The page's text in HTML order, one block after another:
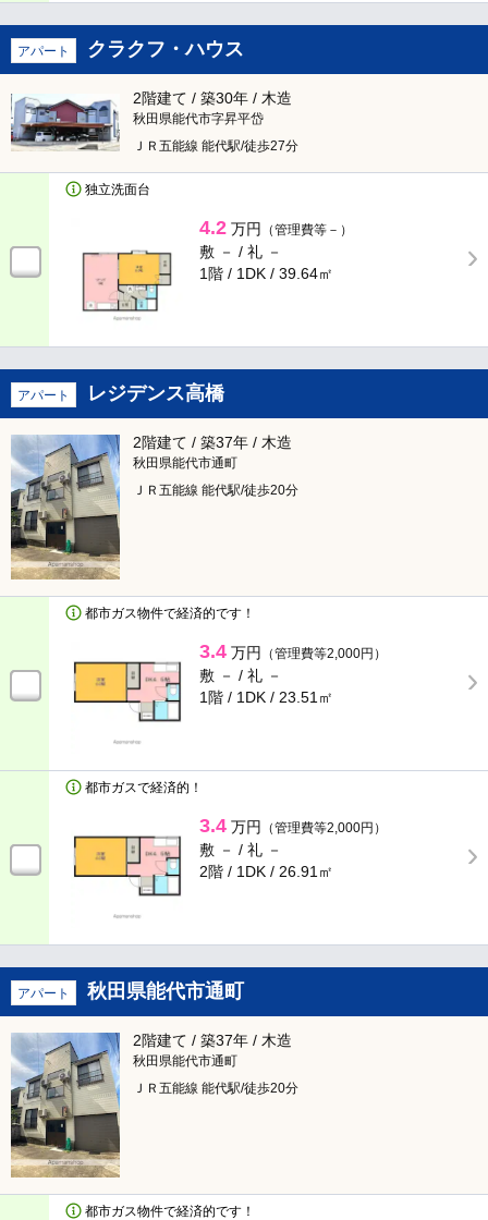
アパート クラクフ・ハウス
2階建て / 築30年 / 木造
秋田県能代市字昇平岱
ＪＲ五能線 能代駅/徒歩27分
独立洗面台
4.2 万円 （管理費等－）
敷 － / 礼 －
1階 / 1DK / 39.64㎡
アパート レジデンス高橋
2階建て / 築37年 / 木造
秋田県能代市通町
ＪＲ五能線 能代駅/徒歩20分
都市ガス物件で経済的です！
3.4 万円 （管理費等2,000円）
敷 － / 礼 －
1階 / 1DK / 23.51㎡
都市ガスで経済的！
3.4 万円 （管理費等2,000円）
敷 － / 礼 －
2階 / 1DK / 26.91㎡
アパート 秋田県能代市通町
2階建て / 築37年 / 木造
秋田県能代市通町
ＪＲ五能線 能代駅/徒歩20分
都市ガス物件で経済的です！